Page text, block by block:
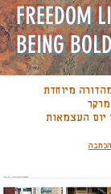
FREEDOM
BEING
מיוחדת
יום העצמאות
הכתבה